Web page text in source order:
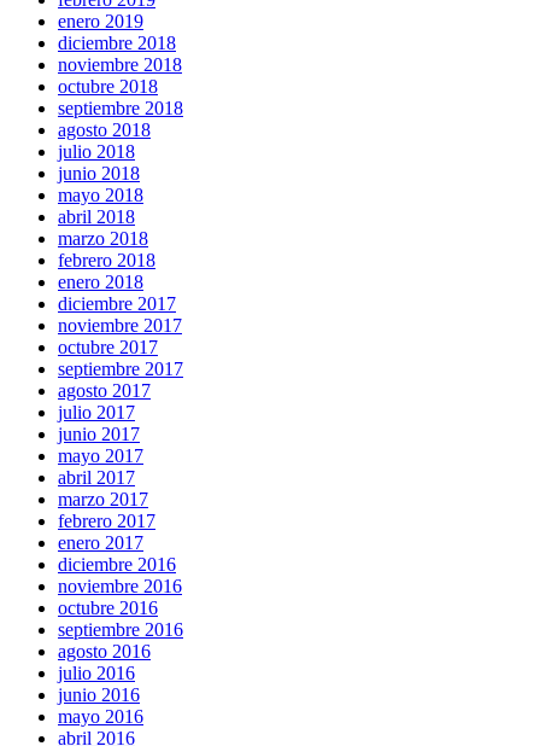
enero 2019
diciembre 2018
noviembre 2018
octubre 2018
septiembre 2018
agosto 2018
julio 2018
junio 2018
mayo 2018
abril 2018
marzo 2018
febrero 2018
enero 2018
diciembre 2017
noviembre 2017
octubre 2017
septiembre 2017
agosto 2017
julio 2017
junio 2017
mayo 2017
abril 2017
marzo 2017
febrero 2017
enero 2017
diciembre 2016
noviembre 2016
octubre 2016
septiembre 2016
agosto 2016
julio 2016
junio 2016
mayo 2016
abril 2016